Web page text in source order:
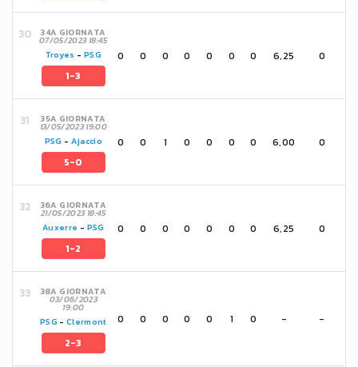
34A GIORNATA
07/05/2023 18:45
Troyes - PSG
1-3
0 0 0 0 0 0 0 6,25 0
35A GIORNATA
13/05/2023 19:00
PSG - Ajaccio
5-0
0 0 1 0 0 0 0 6,00 0
36A GIORNATA
21/05/2023 18:45
Auxerre - PSG
1-2
0 0 0 0 0 0 0 6,25 0
38A GIORNATA
03/06/2023
19:00
PSG- Clermont
2-3
0 0 0 0 0 1 0 - -